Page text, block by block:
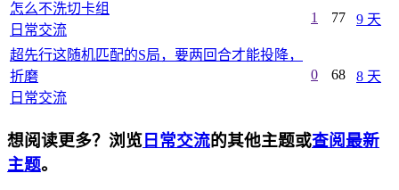
怎么不洗切卡组
日常交流
1 77 9 天
超先行这随机匹配的S局，要两回合才能投降，
折磨
日常交流
0 68 8 天
想阅读更多？浏览 日常交流的其他主题或查阅最新
主题。